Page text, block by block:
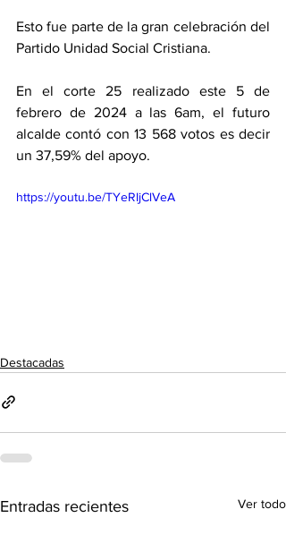
Esto fue parte de la gran celebración del
Partido Unidad Social Cristiana.
En el corte 25 realizado este 5 de
febrero de 2024 a las 6am, el futuro
alcalde contó con 13 568 votos es decir
un 37,59% del apoyo.
https://youtu.be/TYeRIjClVeA
Destacadas
Entradas recientes Ver todo